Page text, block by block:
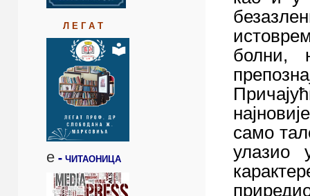
Л Е Г А Т
е- ЧИТАОНИЦА
болни,
само
улазио